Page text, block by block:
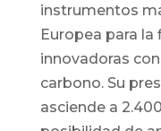
instrumentos
Europea para
innovadoras
carbono. Su
asciende a